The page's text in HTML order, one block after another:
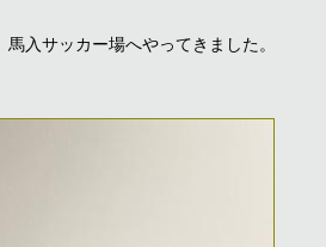
入サッカー場へやってきました。